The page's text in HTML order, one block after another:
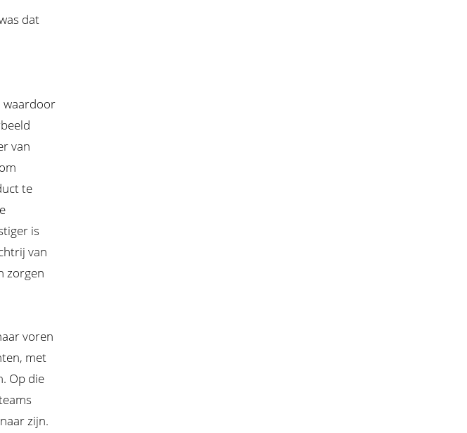
dat
waardoor
van
te
is
van
zorgen
voren
met
Op die
zijn.